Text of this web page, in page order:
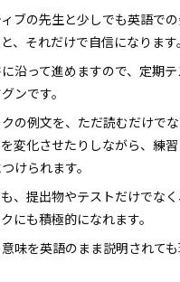
ブの先生と少しでも英語で
、それだけで自信になります。
沿って進めますので、定期
ンです。
の例文を、ただ読むだけで
変化させたりしながら、練
けられます。
、提出物やテストだけでな
にも積極的になれます。
味を英語のまま説明されて